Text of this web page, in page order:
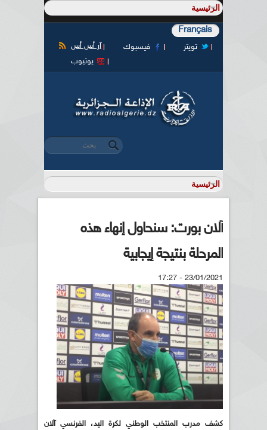
Français
آر أس أس فيسبوك
تويتر
يوتيوب
استمارة البحث
‏بحث ‏
آلان بورت: سنحاول إنهاء هذه
المرحلة بنتيجة إيجابية
23/01/2021 - 17:27
كشف مدرب المنتخب الوطني لكرة اليد، الفرنسي آلان